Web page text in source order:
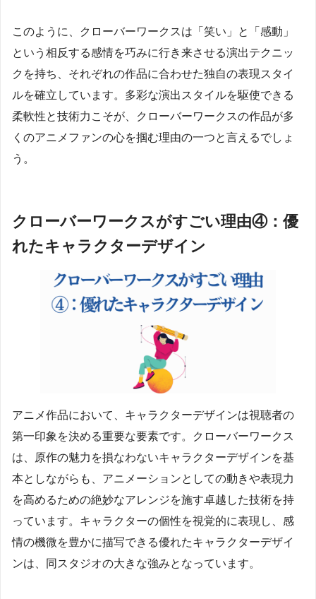
このように、クローバーワークスは「笑い」と「感動」
という相反する感情を巧みに行き来させる演出テクニッ
クを持ち、それぞれの作品に合わせた独自の表現スタイ
ルを確立しています。多彩な演出スタイルを駆使できる
柔軟性と技術力こそが、クローバーワークスの作品が多
くのアニメファンの心を掴む理由の一つと言えるでしょ
う。
クローバーワークスがすごい理由④：優
れたキャラクターデザイン
アニメ作品において、キャラクターデザインは視聴者の
第一印象を決める重要な要素です。クローバーワークス
は、原作の魅力を損なわないキャラクターデザインを基
本としながらも、アニメーションとしての動きや表現力
を高めるための絶妙なアレンジを施す卓越した技術を持
っています。キャラクターの個性を視覚的に表現し、感
情の機微を豊かに描写できる優れたキャラクターデザイ
ンは、同スタジオの大きな強みとなっています。